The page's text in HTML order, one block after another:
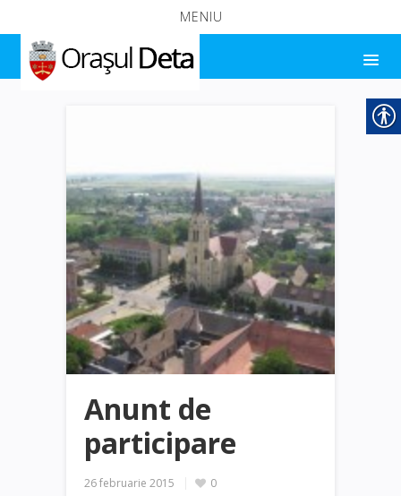
MENIU
Anunt de
participare
26 februarie 2015 0